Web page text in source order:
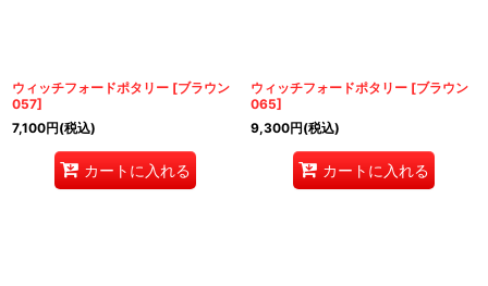
ウィッチフォードポタリー [ブラウン
057]
7,100円(税込)
カートに入れる
ウィッチフォードポタリー [ブラウン
065]
9,300円(税込)
カートに入れる